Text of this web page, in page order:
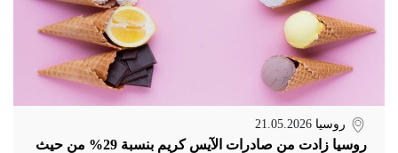
روسيا 21.05.2026
روسيا زادت من صادرات الآيس كريم بنسبة 29% من حيث